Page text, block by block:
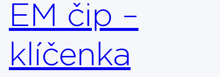
EM čip –
klíčenka